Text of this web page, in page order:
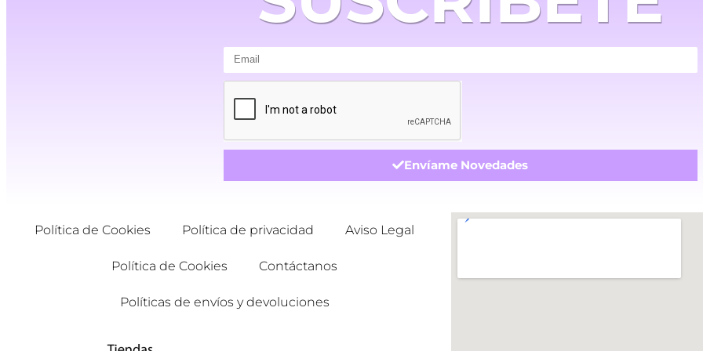
Envíame Novedades
Política de Cookies Política de privacidad Aviso Legal
Política de Cookies Contáctanos
Políticas de envíos y devoluciones